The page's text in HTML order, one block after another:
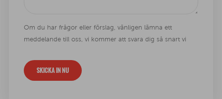
Om du har frågor eller förslag, vänligen lämna ett
meddelande till oss, vi kommer att svara dig så snart vi
SKICKA IN NU